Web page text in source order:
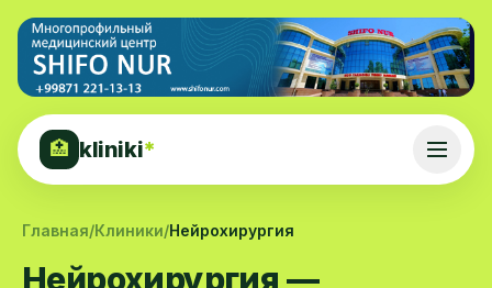
🏥 kliniki*
Главная/Клиники/Нейрохирургия
Нейрохирургия —